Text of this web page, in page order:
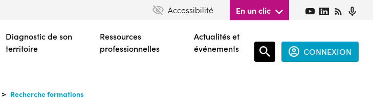
contenu
principal
Accessibilité En un clic
Diagnostic de son
territoire
Ressources
professionnelles
Actualités et
événements
CONNEXION
Recherche formations